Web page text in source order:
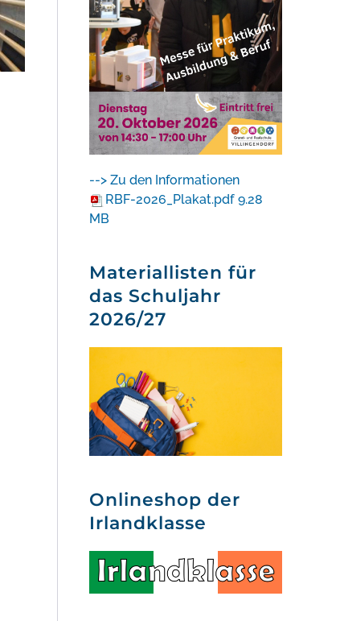
--> Zu den Informationen
RBF-2026_Plakat.pdf 9.28
MB
Materiallisten für
das Schuljahr
2026/27
Onlineshop der
Irlandklasse